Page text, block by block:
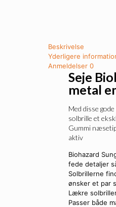
Beskrivelse
Yderligere
Anmeldelser 0
Seje
metal
Med disse
solbrille et
Gummi
aktiv
Biohazard
fede detaljer
Solbrillerne
ønsker et par
Lækre
Passer både